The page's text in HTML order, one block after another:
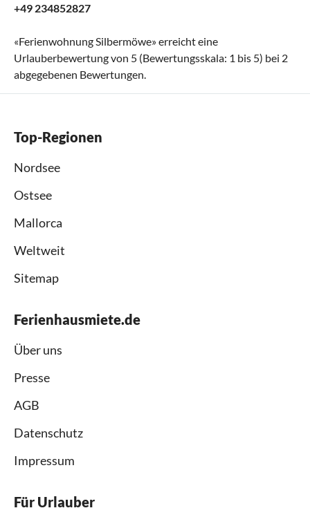
+49 234852827
«Ferienwohnung Silbermöwe» erreicht eine
Urlauberbewertung von 5 (Bewertungsskala: 1 bis 5) bei 2
abgegebenen Bewertungen.
Top-Regionen
Nordsee
Ostsee
Mallorca
Weltweit
Sitemap
Ferienhausmiete.de
Über uns
Presse
AGB
Datenschutz
Impressum
Für Urlauber